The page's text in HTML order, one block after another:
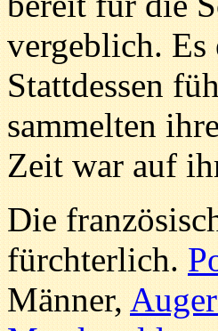
vergeblich.
Stattdessen
sammelten
Zeit war auf
Die
fürchterlich.
Männer,